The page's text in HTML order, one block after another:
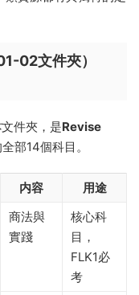
02文件夾）
文件夾，是Revise
部14個科目。
内容
用途
商法與
實踐
核心科
目，
FLK1必
考